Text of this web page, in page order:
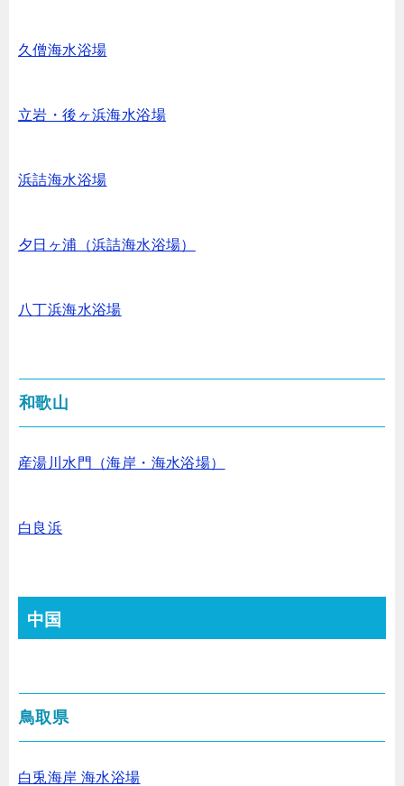
久僧海水浴場
立岩・後ヶ浜海水浴場
浜詰海水浴場
夕日ヶ浦（浜詰海水浴場）
八丁浜海水浴場
和歌山
産湯川水門（海岸・海水浴場）
白良浜
中国
鳥取県
白兎海岸 海水浴場